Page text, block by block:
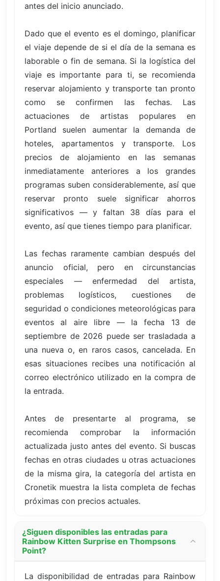
antes del inicio anunciado.
Dado que el evento es el domingo, planificar
el viaje depende de si el día de la semana es
laborable o fin de semana. Si la logística del
viaje es importante para ti, se recomienda
reservar alojamiento y transporte tan pronto
como se confirmen las fechas. Las
actuaciones de artistas populares en
Portland suelen aumentar la demanda de
hoteles, apartamentos y transporte. Los
precios de alojamiento en las semanas
inmediatamente anteriores a los grandes
programas suben considerablemente, así que
reservar pronto suele significar ahorros
significativos — y faltan 38 días para el
evento, así que tienes tiempo para planificar.
Las fechas raramente cambian después del
anuncio oficial, pero en circunstancias
especiales — enfermedad del artista,
problemas logísticos, cuestiones de
seguridad o condiciones meteorológicas para
eventos al aire libre — la fecha 13 de
septiembre de 2026 puede ser trasladada a
una nueva o, en raros casos, cancelada. En
esas situaciones recibes una notificación al
correo electrónico utilizado en la compra de
la entrada.
Antes de presentarte al programa, se
recomienda comprobar la información
actualizada justo antes del evento. Si buscas
fechas en otras ciudades u otras actuaciones
de la misma gira, la categoría del artista en
Cronetik muestra la lista completa de fechas
próximas con precios actuales.
¿Siguen disponibles las entradas para
Rainbow Kitten Surprise en Thompsons
Point?
La disponibilidad de entradas para Rainbow